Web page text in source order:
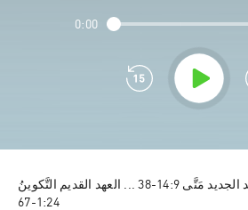
0:00
المَزاميرُ 8:‏1-‏9 ... العهد الجديد مَتَّى 9:‏14-‏38 ... العهد القديم التَّكوينُ
24:‏1-‏67